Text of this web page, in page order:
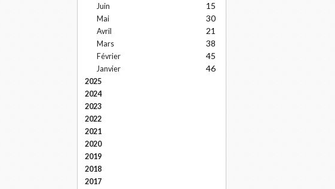
Juin 15
Mai 30
Avril 21
Mars 38
Février 45
Janvier 46
2025
2024
2023
2022
2021
2020
2019
2018
2017